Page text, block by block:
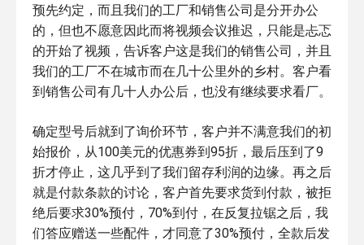
预先约定，而且我们的工厂和销售公司是分开办公
的，但也不愿意因此而将视频会议推迟，只能是忐忑
的开始了视频，告诉客户这是我们的销售公司，并且
我们的工厂不在城市而在几十公里外的乡村。客户看
到销售公司有几十人办公后，也没有继续要求看厂。
确定型号后就到了询价环节，客户并不满意我们的初
始报价，从100美元的优惠券到95折，最后压到了9
折才停止，这几乎到了我们留存利润的边缘。再之后
就是付款条款的讨论，客户首先要求货到付款，被拒
绝后要求30%预付，70%到付，在反复拉锯之后，我
们答应赠送一些配件，才同意了30%预付，全款后发